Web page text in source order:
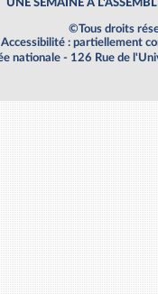
UNE SEMAINE À
©Tous droits
Accessibilité : partiellement
nationale - 126 Rue de